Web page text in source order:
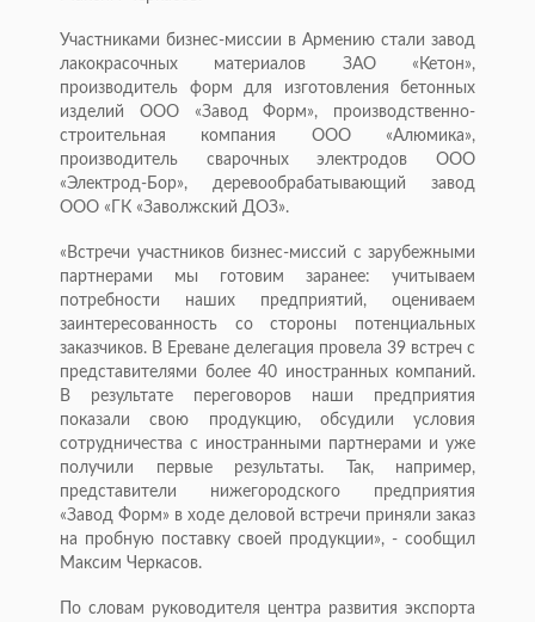
Участниками бизнес-миссии в Армению стали завод
лакокрасочных материалов ЗАО «Кетон»,
производитель форм для изготовления бетонных
изделий ООО «Завод Форм», производственно-
строительная компания ООО «Алюмика»,
производитель сварочных электродов ООО
«Электрод-Бор», деревообрабатывающий завод
ООО «ГК «Заволжский ДОЗ».
«Встречи участников бизнес-миссий с зарубежными
партнерами мы готовим заранее: учитываем
потребности наших предприятий, оцениваем
заинтересованность со стороны потенциальных
заказчиков. В Ереване делегация провела 39 встреч с
представителями более 40 иностранных компаний.
В результате переговоров наши предприятия
показали свою продукцию, обсудили условия
сотрудничества с иностранными партнерами и уже
получили первые результаты. Так, например,
представители нижегородского предприятия
«Завод Форм» в ходе деловой встречи приняли заказ
на пробную поставку своей продукции», - сообщил
Максим Черкасов.
По словам руководителя центра развития экспорта